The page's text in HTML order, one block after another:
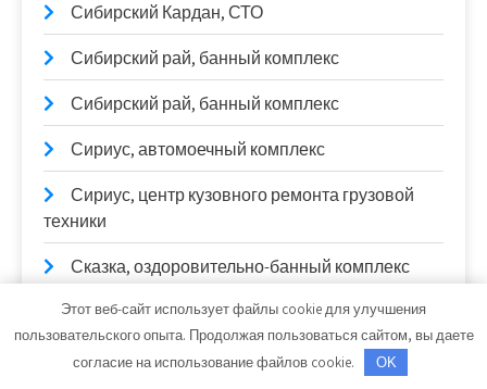
Сибирский Кардан, СТО
Сибирский рай, банный комплекс
Сибирский рай, банный комплекс
Сириус, автомоечный комплекс
Сириус, центр кузовного ремонта грузовой
техники
Сказка, оздоровительно-банный комплекс
Скиф, автомойка
Скиф, автомойка
Этот веб-сайт использует файлы cookie для улучшения
пользовательского опыта. Продолжая пользоваться сайтом, вы даете
согласие на использование файлов cookie.
OK